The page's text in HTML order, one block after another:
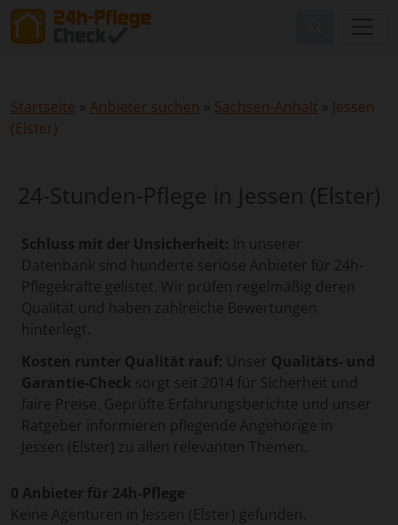
Startseite » Anbieter suchen » Sachsen-Anhalt » Jessen
(Elster)
24-Stunden-Pflege in Jessen (Elster)
Schluss mit der Unsicherheit: In unserer
Datenbank sind hunderte seriöse Anbieter für 24h-
Pflegekräfte gelistet. Wir prüfen regelmäßig deren
Qualität und haben zahlreiche Bewertungen
hinterlegt.
Kosten runter Qualität rauf: Unser Qualitäts- und
Garantie-Check sorgt seit 2014 für Sicherheit und
faire Preise. Geprüfte Erfahrungsberichte und unser
Ratgeber informieren pflegende Angehörige in
Jessen (Elster) zu allen relevanten Themen.
0 Anbieter für 24h-Pflege
Keine Agenturen in Jessen (Elster) gefunden.